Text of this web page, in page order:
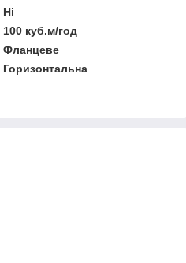
Ні
100 куб.м/год
Фланцеве
Горизонтальна